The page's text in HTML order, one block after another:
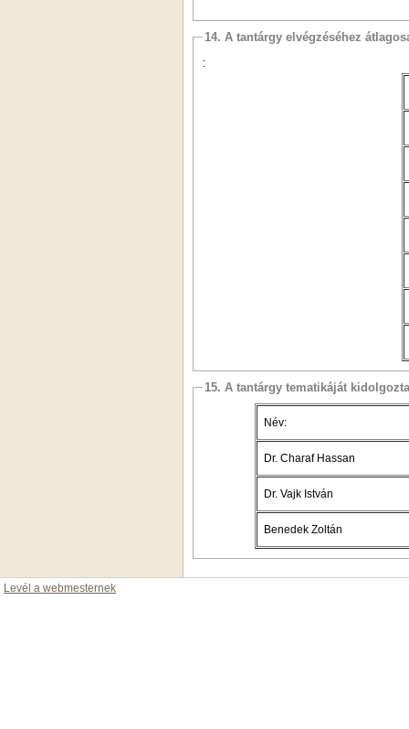
14. A tantárgy elvégzéséhez
:
15. A tantárgy tematikáját kidolgozta
Név:
Dr. Charaf Hassan
Dr. Vajk István
Benedek Zoltán
Levél a webmesternek